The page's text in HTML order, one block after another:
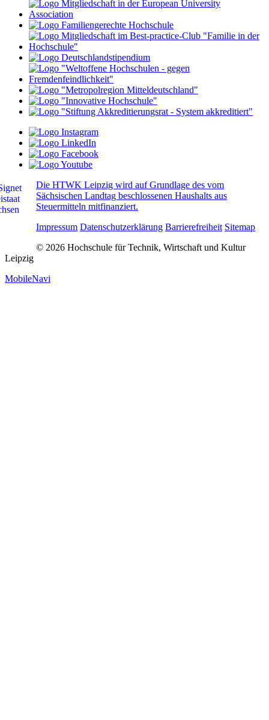
Die HTWK Leipzig wird auf Grundlage des vom
Sächsischen Landtag beschlossenen Haushalts aus
Steuermitteln mitfinanziert.
Impressum Datenschutzerklärung Barrierefreiheit Sitemap
© 2026 Hochschule für Technik, Wirtschaft und Kultur
Leipzig
MobileNavi